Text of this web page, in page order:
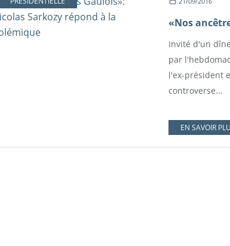
Invité d'un
par
l'ex-président
controverse...
EN SAVOIR